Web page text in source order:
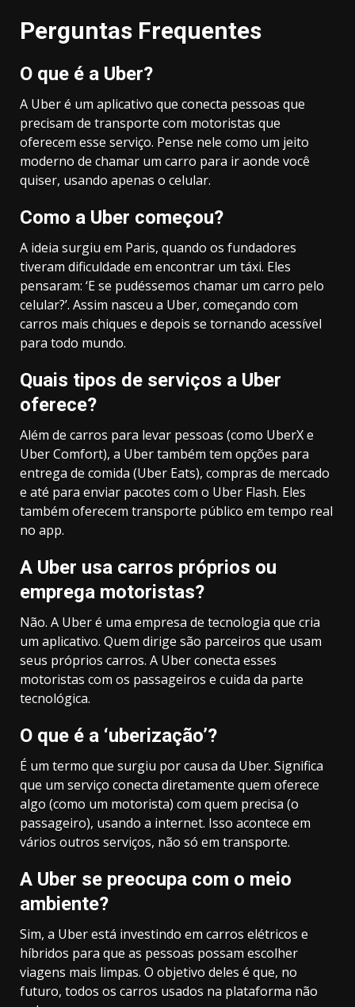
Perguntas Frequentes
O que é a Uber?
A Uber é um aplicativo que conecta pessoas que
precisam de transporte com motoristas que
oferecem esse serviço. Pense nele como um jeito
moderno de chamar um carro para ir aonde você
quiser, usando apenas o celular.
Como a Uber começou?
A ideia surgiu em Paris, quando os fundadores
tiveram dificuldade em encontrar um táxi. Eles
pensaram: ‘E se pudéssemos chamar um carro pelo
celular?’. Assim nasceu a Uber, começando com
carros mais chiques e depois se tornando acessível
para todo mundo.
Quais tipos de serviços a Uber
oferece?
Além de carros para levar pessoas (como UberX e
Uber Comfort), a Uber também tem opções para
entrega de comida (Uber Eats), compras de mercado
e até para enviar pacotes com o Uber Flash. Eles
também oferecem transporte público em tempo real
no app.
A Uber usa carros próprios ou
emprega motoristas?
Não. A Uber é uma empresa de tecnologia que cria
um aplicativo. Quem dirige são parceiros que usam
seus próprios carros. A Uber conecta esses
motoristas com os passageiros e cuida da parte
tecnológica.
O que é a ‘uberização’?
É um termo que surgiu por causa da Uber. Significa
que um serviço conecta diretamente quem oferece
algo (como um motorista) com quem precisa (o
passageiro), usando a internet. Isso acontece em
vários outros serviços, não só em transporte.
A Uber se preocupa com o meio
ambiente?
Sim, a Uber está investindo em carros elétricos e
híbridos para que as pessoas possam escolher
viagens mais limpas. O objetivo deles é que, no
futuro, todos os carros usados na plataforma não